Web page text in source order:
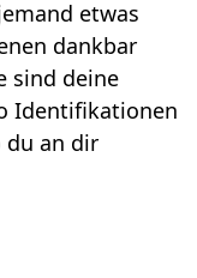
etwas
dankbar
sind deine
Identifikationen
du an dir